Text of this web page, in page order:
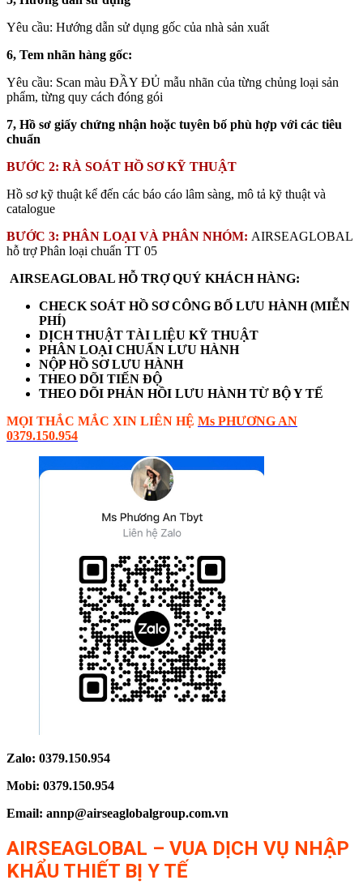
Yêu cầu: Hướng dẫn sử dụng gốc của nhà sản xuất
6, Tem nhãn hàng gốc:
Yêu cầu: Scan màu ĐẦY ĐỦ mẫu nhãn của từng chủng loại sản
phẩm, từng quy cách đóng gói
7, Hồ sơ giấy chứng nhận hoặc tuyên bố phù hợp với các tiêu
chuẩn
BƯỚC 2: RÀ SOÁT HỒ SƠ KỸ THUẬT
Hồ sơ kỹ thuật kể đến các báo cáo lâm sàng, mô tả kỹ thuật và
catalogue
BƯỚC 3: PHÂN LOẠI VÀ PHÂN NHÓM: AIRSEAGLOBAL
hỗ trợ Phân loại chuẩn TT 05
AIRSEAGLOBAL HỖ TRỢ QUÝ KHÁCH HÀNG:
CHECK SOÁT HỒ SƠ CÔNG BỐ LƯU HÀNH (MIỄN
PHÍ)
DỊCH THUẬT TÀI LIỆU KỸ THUẬT
PHÂN LOẠI CHUẨN LƯU HÀNH
NỘP HỒ SƠ LƯU HÀNH
THEO DÕI TIẾN ĐỘ
THEO DÕI PHẢN HỒI LƯU HÀNH TỪ BỘ Y TẾ
MỌI THẮC MẮC XIN LIÊN HỆ Ms PHƯƠNG AN
0379.150.954
Zalo: 0379.150.954
Mobi: 0379.150.954
Email: annp@airseaglobalgroup.com.vn
AIRSEAGLOBAL – VUA DỊCH VỤ NHẬP
KHẨU THIẾT BỊ Y TẾ